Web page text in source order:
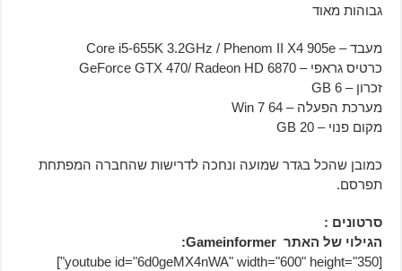
גבוהות מאוד
מעבד – Core i5-655K 3.2GHz / Phenom II X4 905e
כרטיס גראפי – GeForce GTX 470/ Radeon HD 6870
זכרון – 6 GB
מערכת הפעלה – Win 7 64
מקום פנוי – 20 GB
כמובן שהכל בגדר שמועה ונחכה לדרישות שהחברה המפתחת
תפרסם.
סרטונים :
הגילוי של האתר Gameinformer:
[youtube id="6d0geMX4nWA" width="600" height="350"]